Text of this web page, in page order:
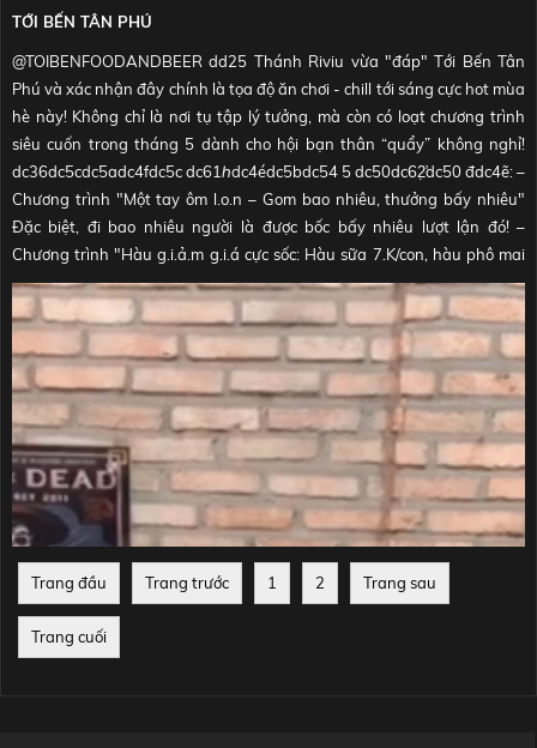
#TOIBENFOODGARDEN
TỚI BẾN TÂN PHÚ
@TOIBENFOODANDBEERdd25 Thánh Riviu vừa "đáp" Tới Bến Tân
Phú và xác nhận đây chính là tọa độ ăn chơi - chill tới sáng cực hot mùa
hè này! Không chỉ là nơi tụ tập lý tưởng, mà còn có loạt chương trình
siêu cuốn trong tháng 5 dành cho hội bạn thân “quẩy” không nghỉ!
dc36dc5cdc5adc4fdc5c dc61ℎdc4édc5bdc54 5 dc50dc62̛̣dc50 đdc4ẽ: –
Chương trình "Một tay ôm l.o.n – Gom bao nhiêu, thưởng bấy nhiêu"
Đặc biệt, đi bao nhiêu người là được bốc bấy nhiêu lượt lận đó! –
Chương trình "Hàu g.i.ả.m g.i.á cực sốc: Hàu sữa 7.K/con, hàu phô mai
10.K/con" df89 Hai chương trình sẽ kéo dài đến hết tháng 5 – nên là
triển gấp kẻo tiếc á nhen! df7d️ Không dừng lại ở đó, Tới Bến Tân Phú
còn sở hữu menu phong phú với đủ món nhậu đậm đà, hải sản, lẩu
nóng hổi, gỏi Thái cực đã miệng. Không gian đậm chất Hong Kong thu
nhỏ, lung linh mọi góc – chỉ cần giơ máy lên là có ngay ảnh đẹp mang
về. dfa7 DJ lên nhạc mỗi tối từ 20:00 - 22:00 ⏰ Quán mở cửa đến 3H
SÁNG mỗi ngày! Bởi vậy, Tới Bến "chơi lớn" cỡ này mà khách iu hong
đến là tiếc lắm luôn á nghen! Chốt lịch và đặt bàn liền tay nè!#TOIBEN
#TRENDING
#XUHUONG #DIADIEMANUONG #FYP
#VIRALVIDEO
#HOTTREND
#TƠI_BÊN #MUSIC #THANHRIVIU ♬ NHẠC NỀN - TỚI
BẾN FOOD & BEER
Trang đầu Trang trước 1 2 Trang sau
Trang cuối